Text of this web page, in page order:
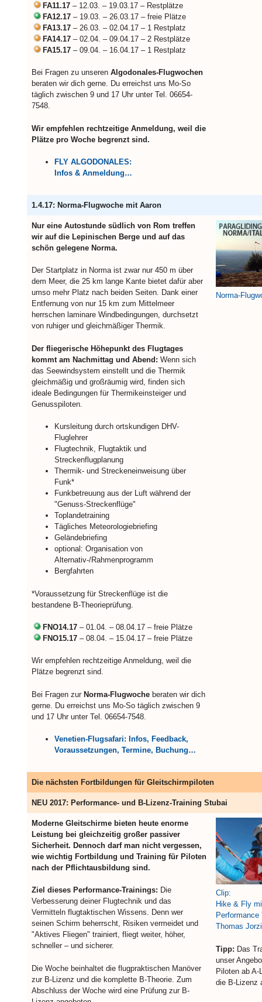
FA11.17 – 12.03. – 19.03.17 – Restplätze
FA12.17 – 19.03. – 26.03.17 – freie Plätze
FA13.17 – 26.03. – 02.04.17 – 1 Restplatz
FA14.17 – 02.04. – 09.04.17 – 2 Restplätze
FA15.17 – 09.04. – 16.04.17 – 1 Restplatz
Bei Fragen zu unseren Algodonales-Flugwochen
beraten wir dich gerne. Du erreichst uns Mo-So
täglich zwischen 9 und 17 Uhr unter Tel. 06654-
7548.
Wir empfehlen rechtzeitige Anmeldung, weil die
Plätze pro Woche begrenzt sind.
FLY ALGODONALES:
Infos & Anmeldung…
1.4.17: Norma-Flugwoche mit Aaron
Nur eine Autostunde südlich von Rom treffen
wir auf die Lepinischen Berge und auf das
schön gelegene Norma.
Der Startplatz in Norma ist zwar nur 450 m über
dem Meer, die 25 km lange Kante bietet dafür aber
umso mehr Platz nach beiden Seiten. Dank einer
Entfernung von nur 15 km zum Mittelmeer
herrschen laminare Windbedingungen, durchsetzt
von ruhiger und gleichmäßiger Thermik.
Der fliegerische Höhepunkt des Flugtages
kommt am Nachmittag und Abend: Wenn sich
das Seewindsystem einstellt und die Thermik
gleichmäßig und großräumig wird, finden sich
ideale Bedingungen für Thermikeinsteiger und
Genusspiloten.
Kursleitung durch ortskundigen DHV-
Fluglehrer
Flugtechnik, Flugtaktik und
Streckenflugplanung
Thermik- und Streckeneinweisung über
Funk*
Funkbetreuung aus der Luft während der
"Genuss-Streckenflüge"
Toplandetraining
Tägliches Meteorologiebriefing
Geländebriefing
optional: Organisation von
Alternativ-/Rahmenprogramm
Bergfahrten
*Voraussetzung für Streckenflüge ist die
bestandene B-Theorieprüfung.
FNO14.17 – 01.04. – 08.04.17 – freie Plätze
FNO15.17 – 08.04. – 15.04.17 – freie Plätze
Wir empfehlen rechtzeitige Anmeldung, weil die
Plätze begrenzt sind.
Bei Fragen zur Norma-Flugwoche beraten wir dich
gerne. Du erreichst uns Mo-So täglich zwischen 9
und 17 Uhr unter Tel. 06654-7548.
Venetien-Flugsafari: Infos, Feedback,
Voraussetzungen, Termine, Buchung…
Norma-
Die nächsten Fortbildungen für Gleitschirmpiloten
NEU 2017: Performance- und B-Lizenz-Training Stubai
Moderne Gleitschirme bieten heute enorme
Leistung bei gleichzeitig großer passiver
Sicherheit. Dennoch darf man nicht vergessen,
wie wichtig Fortbildung und Training für Piloten
nach der Pflichtausbildung sind.
Ziel dieses Performance-Trainings: Die
Verbesserung deiner Flugtechnik und das
Vermitteln flugtaktischen Wissens. Denn wer
seinen Schirm beherrscht, Risiken vermeidet und
"Aktives Fliegen" trainiert, fliegt weiter, höher,
schneller – und sicherer.
Die Woche beinhaltet die flugpraktischen Manöver
zur B-Lizenz und die komplette B-Theorie. Zum
Abschluss der Woche wird eine Prüfung zur B-
Clip:
Hike & Fly
Performance
Thomas
Tipp: Das
unser
Piloten ab
die B-Lizenz